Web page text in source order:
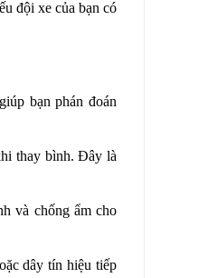
đội xe của bạn có
bạn phán đoán
thay bình. Đây là
và chống ẩm cho
dây tín hiệu tiếp